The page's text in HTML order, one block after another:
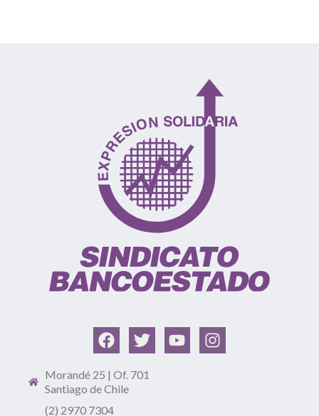
Morandé 25 | Of. 701
Santiago de Chile
(2) 2970 7304